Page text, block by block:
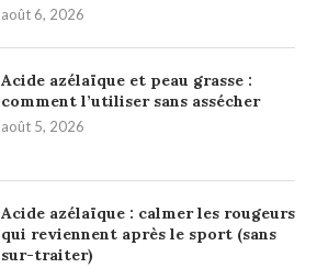
août 6, 2026
Acide azélaïque et peau grasse :
comment l’utiliser sans assécher
août 5, 2026
Acide azélaïque : calmer les rougeurs
qui reviennent après le sport (sans
sur-traiter)